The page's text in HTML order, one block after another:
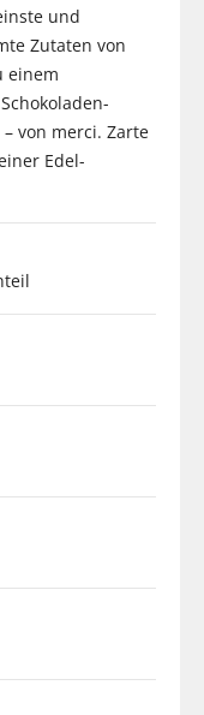
und
Zutaten von
einem
von merci. Zarte
Edel-